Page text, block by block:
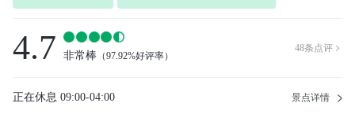
4.7 非常棒 （97.92%好评率）
48条点评 
正在休息 09:00-04:00 景点详情